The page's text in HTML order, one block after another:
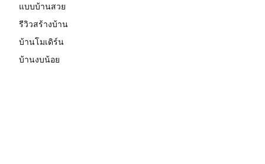
แบบบ้านสวย
รีวิวสร้างบ้าน
บ้านโมเดิร์น
บ้านงบน้อย